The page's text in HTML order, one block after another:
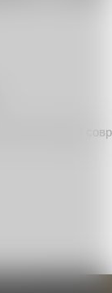
галереи